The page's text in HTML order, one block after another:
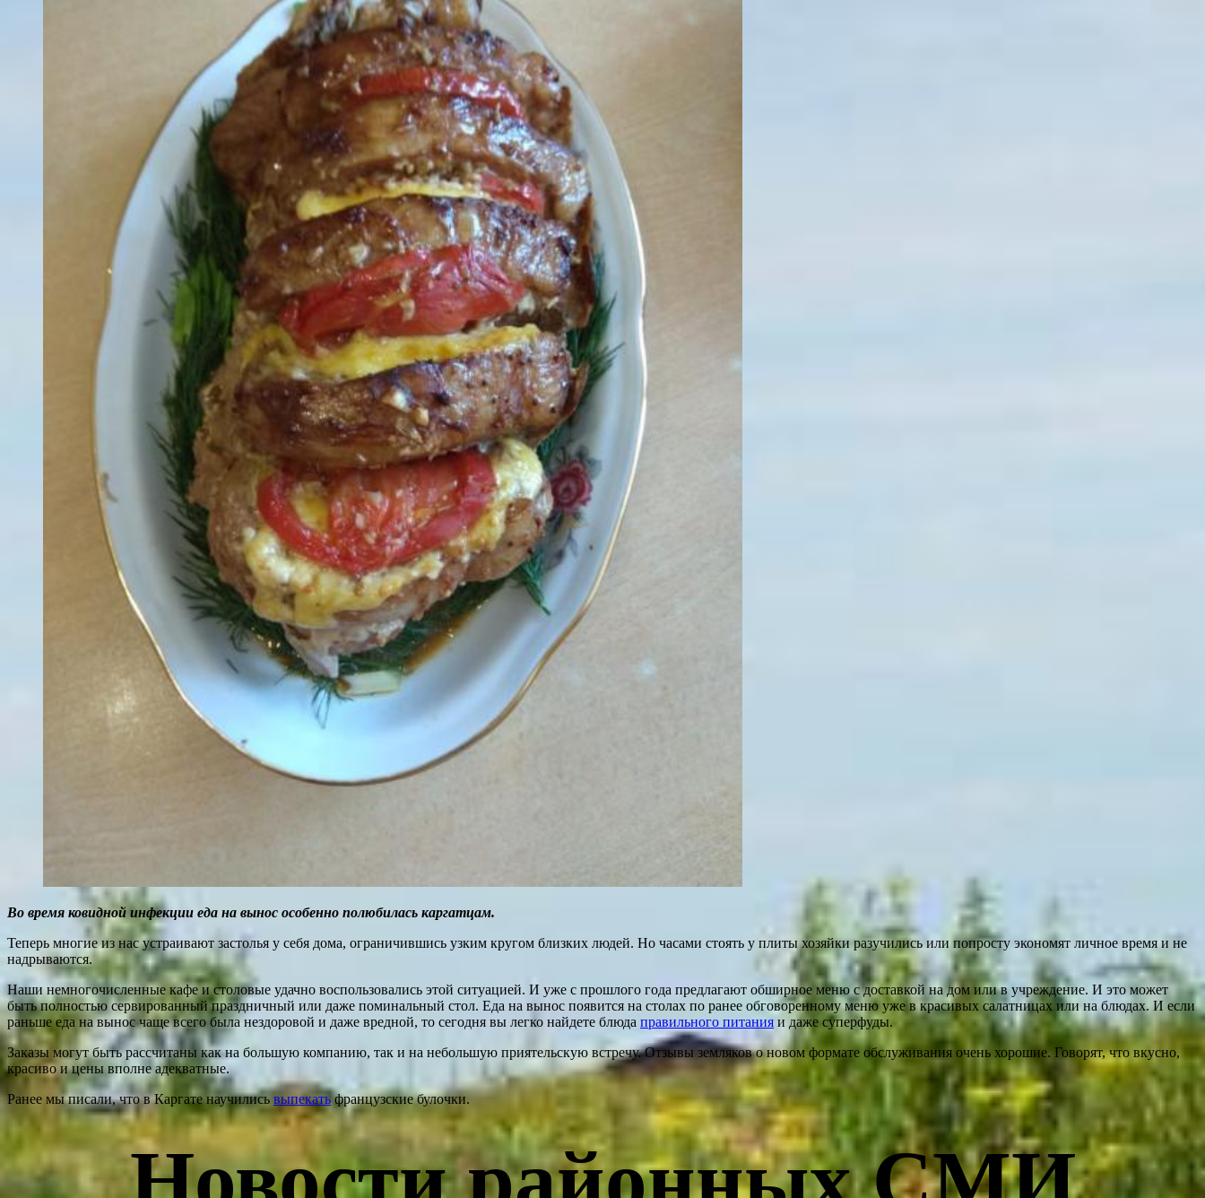
Во время ковидной инфекции еда на вынос особенно полюбилась каргатцам.
Теперь многие из нас устраивают застолья у себя дома, ограничившись узким кругом близких людей. Но часами стоять у плиты хозяйки разучились или попросту экономят личное время и не
надрываются.
Наши немногочисленные кафе и столовые удачно воспользовались этой ситуацией. И уже с прошлого года предлагают обширное меню с доставкой на дом или в учреждение. И это может
быть полностью сервированный праздничный или даже поминальный стол. Еда на вынос появится на столах по ранее обговоренному меню уже в красивых салатницах или на блюдах. И если
раньше еда на вынос чаще всего была нездоровой и даже вредной, то сегодня вы легко найдете блюда правильного питания и даже суперфуды.
Заказы могут быть рассчитаны как на большую компанию, так и на небольшую приятельскую встречу. Отзывы земляков о новом формате обслуживания очень хорошие. Говорят, что вкусно,
красиво и цены вполне адекватные.
Ранее мы писали, что в Каргате научились выпекатьфранцузские булочки.